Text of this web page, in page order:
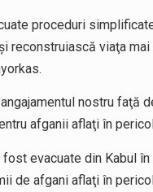
proceduri
reconstruiască viaţa
nostru faţă
afganii aflaţi în
evacuate din Kabul
de afgani aflaţi în